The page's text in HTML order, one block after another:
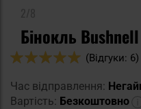
Бінокль
Оцінка:
(Відгуки: 6)
Час відправлення:
Вартість: Безкоштовно